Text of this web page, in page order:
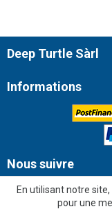
Deep Turtle Sàrl
Informations
Nous suivre
Newsletter
En utilisant notre
pour une